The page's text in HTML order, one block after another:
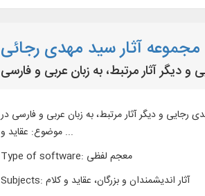
مجموعه آثار سید مهدی رجائی
کتاب و 192 رساله)، از آثار استاد سید مهدی رجایی و ديگر آثار مرتبط، به زبان عربی و فارسی در
موضوع: عقاید و ...
Type of software: معجم لفظی
Subjects:آثار اندیشمندان و بزرگان، عقاید و كلام